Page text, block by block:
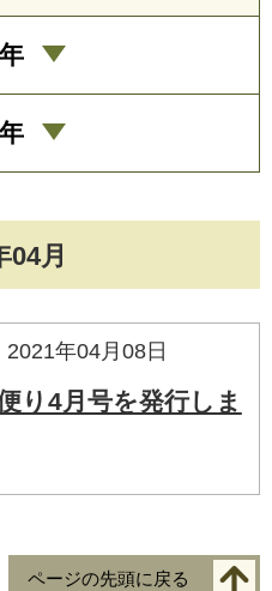
月
2021年04月08日
り4月号を発行しま
ページの先頭に戻る